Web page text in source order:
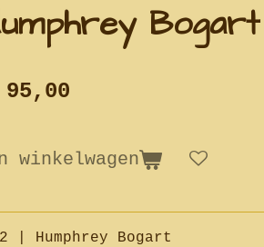
winkelwagen
| Humphrey Bogart